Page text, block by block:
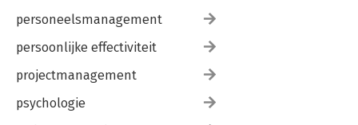
personeelsmanagement
persoonlijke effectiviteit
projectmanagement
psychologie